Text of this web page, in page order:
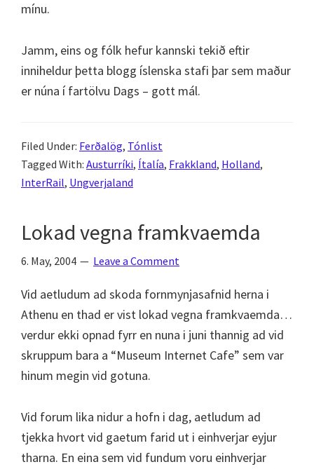
mínu.
Jamm, eins og fólk hefur kannski tekið eftir
inniheldur þetta blogg íslenska stafi þar sem maður
er núna í fartölvu Dags – gott mál.
Filed Under: Ferðalög, Tónlist
Tagged With: Austurríki, Ítalía, Frakkland, Holland,
InterRail, Ungverjaland
Lokad vegna framkvaemda
6. May, 2004 Leave a Comment
Vid aetludum ad skoda fornmynjasafnid herna i
Athenu en thad er vist lokad vegna framkvaemda…
verdur ekki opnad fyrr en nuna i juni thannig ad vid
skruppum bara a “Museum Internet Cafe” sem var
hinum megin vid gotuna.
Vid forum lika nidur a hofn i dag, aetludum ad
tjekka hvort vid gaetum farid ut i einhverjar eyjur
tharna. En eina sem vid fundum voru einhverjar